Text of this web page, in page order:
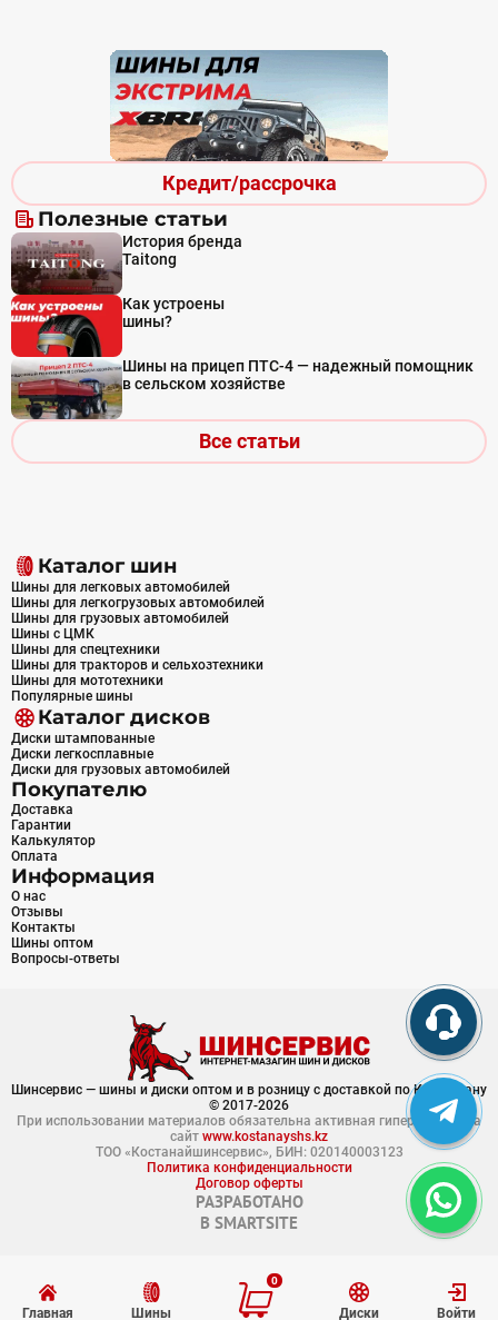
Главная Шины
0
Диски Войти
Кредит/рассрочка
Полезные статьи
История бренда
Taitong
Как устроены
шины?
Шины на прицеп ПТС-4 — надежный помощник
в сельском хозяйстве
Все статьи
Каталог шин
Шины для легковых автомобилей
Шины для легкогрузовых автомобилей
Шины для грузовых автомобилей
Шины с ЦМК
Шины для спецтехники
Шины для тракторов и сельхозтехники
Шины для мототехники
Популярные шины
Каталог дисков
Диски штампованные
Диски легкосплавные
Диски для грузовых автомобилей
Покупателю
Доставка
Гарантии
Калькулятор
Оплата
Информация
О нас
Отзывы
Контакты
Шины оптом
Вопросы-ответы
Шинсервис — шины и диски оптом и в розницу с доставкой по Казахстану
© 2017-2026
При использовании материалов обязательна активная гиперссылка на
сайт www.kostanayshs.kz
ТОО «Костанайшинсервис», БИН: 020140003123
Политика конфиденциальности
Договор оферты
РАЗРАБОТАНО
В SMARTSITE